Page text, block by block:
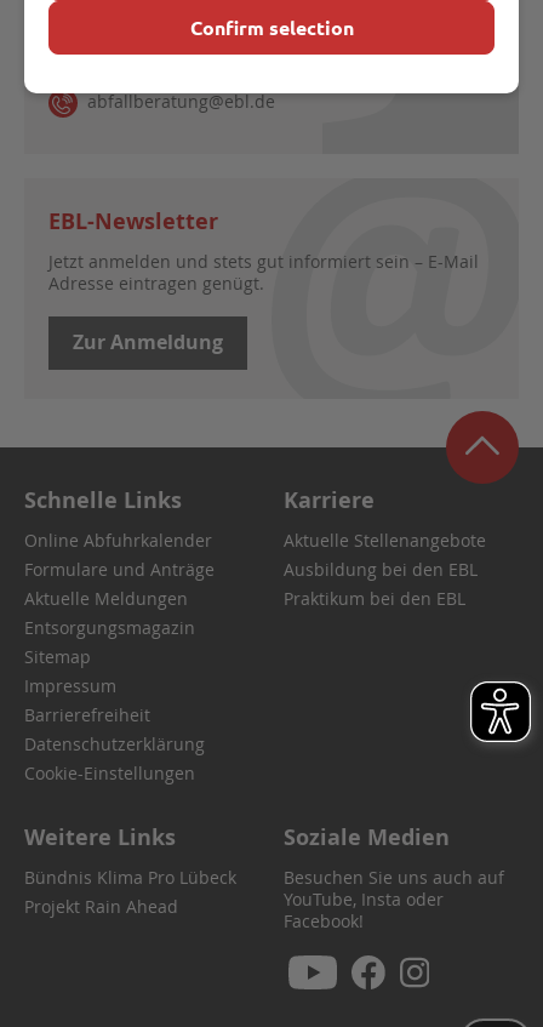
Morten-Henrik Schelewsky
abfallberatung@ebl.de
EBL-Newsletter
Jetzt anmelden und stets gut informiert sein – E-Mail
Adresse eintragen genügt.
Zur Anmeldung
Schnelle Links
Online Abfuhrkalender
Formulare und Anträge
Aktuelle Meldungen
Entsorgungsmagazin
Sitemap
Impressum
Barrierefreiheit
Datenschutzerklärung
Cookie-Einstellungen
Karriere
Aktuelle Stellenangebote
Ausbildung bei den EBL
Praktikum bei den EBL
Weitere Links
Bündnis Klima Pro Lübeck
Projekt Rain Ahead
Soziale Medien
Besuchen Sie uns auch auf
YouTube, Insta oder
Facebook!
Confirm selection